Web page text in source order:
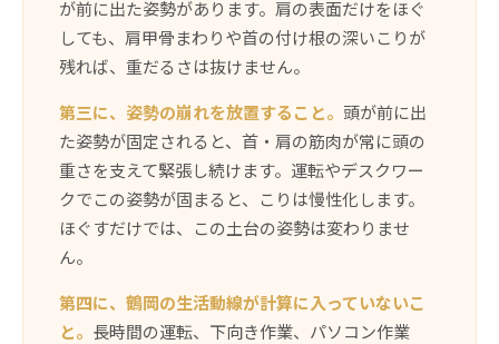
が前に出た姿勢があります。肩の表面だけをほぐ
しても、肩甲骨まわりや首の付け根の深いこりが
残れば、重だるさは抜けません。
第三に、姿勢の崩れを放置すること。 頭が前に出
た姿勢が固定されると、首・肩の筋肉が常に頭の
重さを支えて緊張し続けます。運転やデスクワー
クでこの姿勢が固まると、こりは慢性化します。
ほぐすだけでは、この土台の姿勢は変わりませ
ん。
第四に、鶴岡の生活動線が計算に入っていないこ
と。 長時間の運転、下向き作業、パソコン作業